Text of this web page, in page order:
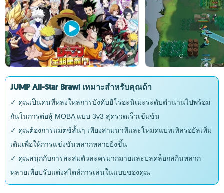
JUMP All-Star Brawl เหมาะสำหรับคุณถ้า
✓ คุณเป็นคนที่หลงใหลการบังคับฮีโร่อะนิเมะระดับตำนานไปพร้อม
กันในการต่อสู้ MOBA แบบ 3v3 สุดรวดเร็วเข้มข้น
✓ คุณต้องการแมตช์สั้นๆ เพียงสามนาทีและโหมดแบทเทิลรอยัลเพิ่ม
เติมเพื่อให้การแข่งขันหลากหลายยิ่งขึ้น
✓ คุณสนุกกับการสะสมตัวละครมากมายและปลดล็อกสกินหลาก
หลายเพื่อปรับแต่งสไตล์การเล่นในแบบของคุณ